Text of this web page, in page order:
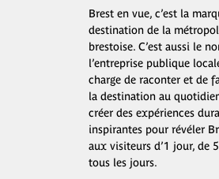
Brest en vue, c’est la
destination de la
brestoise. C’est aussi le
l’entreprise publique
charge de raconter et de
la destination au
créer des expériences
inspirantes pour révéler
aux visiteurs d’1 jour, de
tous les jours.